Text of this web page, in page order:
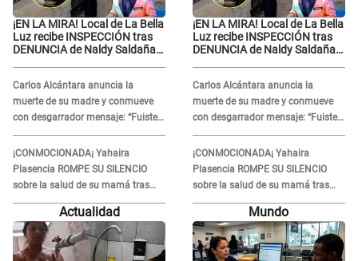
¡EN LA MIRA! Local de La Bella
Luz recibe INSPECCIÓN tras
DENUNCIA de Naldy Saldaña
Carlos Alcántara anuncia la
muerte de su madre y conmueve
con desgarrador mensaje: “Fuiste
una gran mujer”
¡CONMOCIONADA¡ Yahaira
Plasencia ROMPE SU SILENCIO
sobre la salud de su mamá tras
APARECER en centro oncológico:
“La oración tiene poder”
¡EN LA MIRA! Local de La Bella
Luz recibe INSPECCIÓN tras
DENUNCIA de Naldy Saldaña
Carlos Alcántara anuncia la
muerte de su madre y conmueve
con desgarrador mensaje: “Fuiste
una gran mujer”
¡CONMOCIONADA¡ Yahaira
Plasencia ROMPE SU SILENCIO
sobre la salud de su mamá tras
APARECER en centro oncológico:
“La oración tiene poder”
Actualidad Mundo